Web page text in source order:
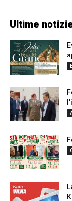
Ultime notizie